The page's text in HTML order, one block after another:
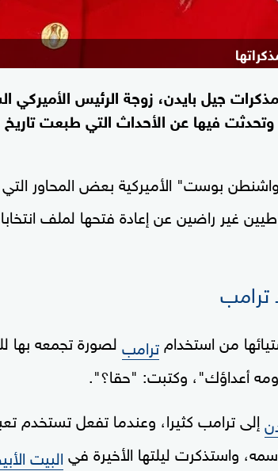
جيل بايدن، زوجة الرئيس
فيها عن الأحداث التي طبعت تاريخ
بوست" الأميركية بعض المحاور
ترامب
من استخدام ترامب
أعداؤك"، وكتبت: "حقا؟".
إلى ترامب كثيرا، وعندما تفعل
واستذكرت ليلتها الأخيرة في البيت